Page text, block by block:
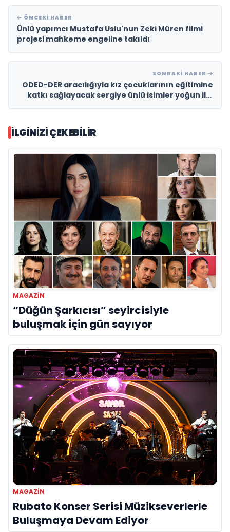
ÖNCEKI HABER
Ünlü yapımcı Mustafa Uslu'nun Zeki Müren filmi
projesi mahkeme engeline takıldı
SONRAKI HABER
ODED-DER aracılığıyla kız çocuklarının eğitimine
katkı sağlayacak sergiye ünlü isimler yoğun ilgi
İLGINIZI ÇEKEBILIR
MAGAZIN
“Düğün Şarkıcısı” seyircisiyle
buluşmak için gün sayıyor
MAGAZIN
Rubato Konser Serisi Müzikseverlerle
Buluşmaya Devam Ediyor